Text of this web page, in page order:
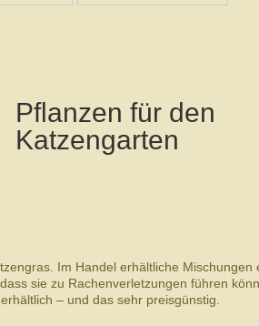
Pflanzen für den
Katzengarten
Im Handel erhältliche Mischungen
sie zu Rachenverletzungen führen
– und das sehr preisgünstig.